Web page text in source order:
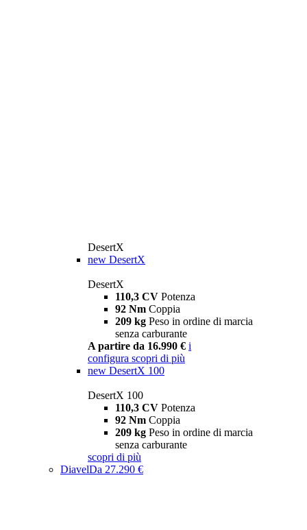
DesertX
new DesertX
DesertX
110,3 CV Potenza
92 Nm Coppia
209 kg Peso in ordine di marcia
senza carburante
A partire da 16.990 € i
configura scopri di più
new DesertX 100
DesertX 100
110,3 CV Potenza
92 Nm Coppia
209 kg Peso in ordine di marcia
senza carburante
scopri di più
DiavelDa 27.290 €